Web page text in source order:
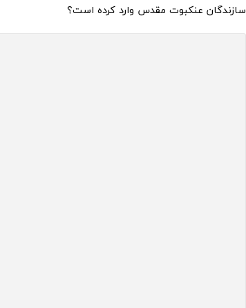
سازندگان عنکبوت مقدس وارد کرده است؟